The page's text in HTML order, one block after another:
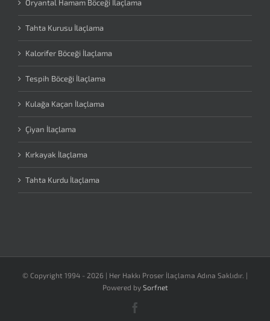
Oryantal Hamam Böceği İlaçlama
Tahta Kurusu İlaçlama
Kalorifer Böceği İlaçlama
Tespih Böceği İlaçlama
Kulağa Kaçan İlaçlama
Çiyan İlaçlama
Kırkayak İlaçlama
Tahta Kurdu İlaçlama
© Copyright 1994 - 2026 | Her Hakkı Proser İlaçlama Adına Saklıdır. |
Powered by Sorfnet